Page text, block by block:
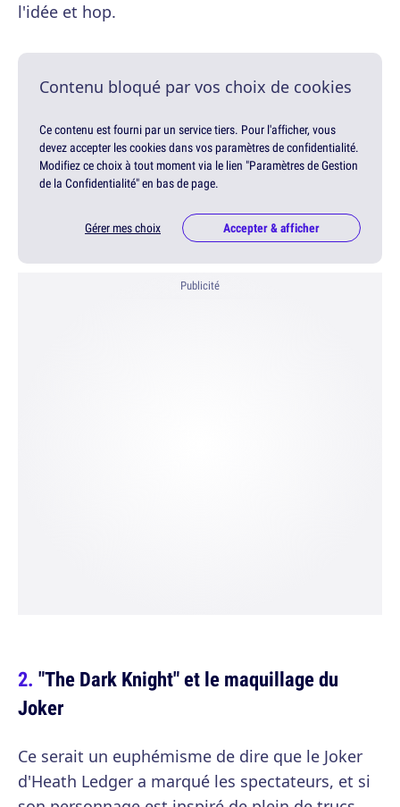
l'idée et hop.
Contenu bloqué par vos choix de cookies
Ce contenu est fourni par un service tiers. Pour l'afficher, vous
devez accepter les cookies dans vos paramètres de confidentialité.
Modifiez ce choix à tout moment via le lien "Paramètres de Gestion
de la Confidentialité" en bas de page.
Gérer mes choix Accepter & afficher
Publicité
"The Dark Knight" et le maquillage du
Joker
Ce serait un euphémisme de dire que le Joker
d'Heath Ledger a marqué les spectateurs, et si